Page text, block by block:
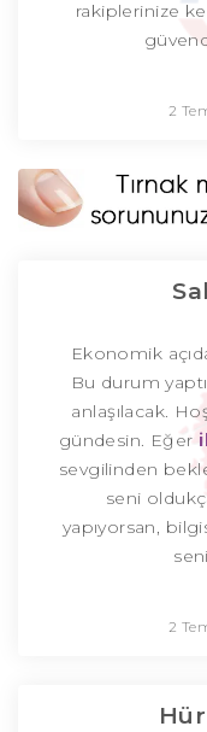
rakiplerinize
2
Ekonomik
Bu durum
anlaşılacak.
gündesin. Eğer
sevgilinden
seni
yapıyorsan,
2